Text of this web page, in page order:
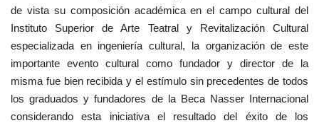
Líderes
Documentos
Oportunidades
de vista su composición académica en el campo cultural del
Instituto Superior de Arte Teatral y Revitalización Cultural
especializada en ingeniería cultural, la organización de este
importante evento cultural como fundador y director de la
misma fue bien recibida y el estímulo sin precedentes de todos
los graduados y fundadores de la Beca Nasser Internacional
considerando esta iniciativa el resultado del éxito de los